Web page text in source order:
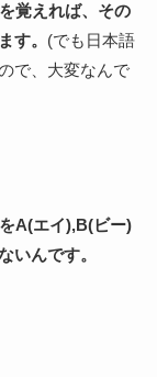
覚えれば、その
す。 (でも日本語
で、大変なんで
A(エイ),B(ビー)
いんです。